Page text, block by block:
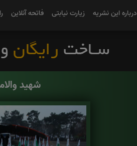
درباره این نشریه زیارت نیابتی فاتحه آنلاین
شهید